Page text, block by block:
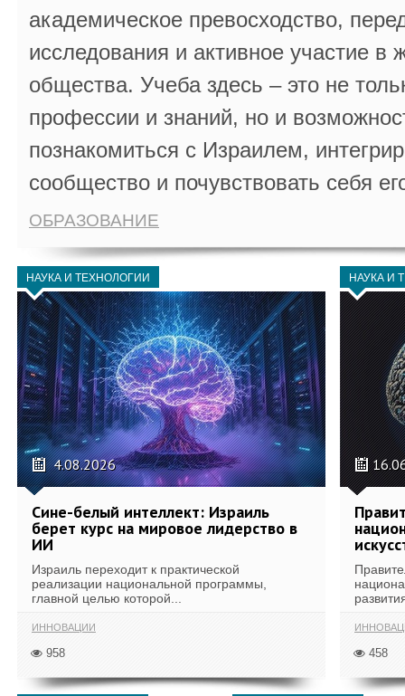
академическое превосходство,
исследования и активное участие в
общества. Учеба здесь – это не
профессии и знаний, но и
познакомиться с Израилем,
сообщество и почувствовать себя
ОБРАЗОВАНИЕ
НАУКА И ТЕХНОЛОГИИ
4.08.2026
Сине-белый интеллект: Израиль
берет курс на мировое лидерство в
ИИ
Израиль переходит к практической
реализации национальной программы,
главной целью которой...
ИННОВАЦИИ
958
НАУКА И
458